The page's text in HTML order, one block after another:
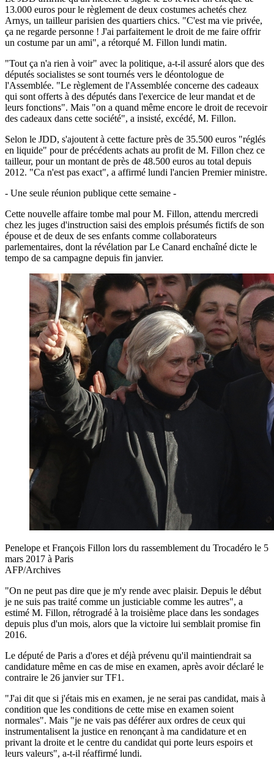
13.000 euros pour le règlement de deux costumes achetés chez
Arnys, un tailleur parisien des quartiers chics. "C'est ma vie privée,
ça ne regarde personne ! J'ai parfaitement le droit de me faire offrir
un costume par un ami", a rétorqué M. Fillon lundi matin.
"Tout ça n'a rien à voir" avec la politique, a-t-il assuré alors que des
députés socialistes se sont tournés vers le déontologue de
l'Assemblée. "Le règlement de l'Assemblée concerne des cadeaux
qui sont offerts à des députés dans l'exercice de leur mandat et de
leurs fonctions". Mais "on a quand même encore le droit de recevoir
des cadeaux dans cette société", a insisté, excédé, M. Fillon.
Selon le JDD, s'ajoutent à cette facture près de 35.500 euros "réglés
en liquide" pour de précédents achats au profit de M. Fillon chez ce
tailleur, pour un montant de près de 48.500 euros au total depuis
2012. "Ca n'est pas exact", a affirmé lundi l'ancien Premier ministre.
- Une seule réunion publique cette semaine -
Cette nouvelle affaire tombe mal pour M. Fillon, attendu mercredi
chez les juges d'instruction saisi des emplois présumés fictifs de son
épouse et de deux de ses enfants comme collaborateurs
parlementaires, dont la révélation par Le Canard enchaîné dicte le
tempo de sa campagne depuis fin janvier.
Penelope et François Fillon lors du rassemblement du Trocadéro le 5
mars 2017 à Paris
AFP/Archives
"On ne peut pas dire que je m'y rende avec plaisir. Depuis le début
je ne suis pas traité comme un justiciable comme les autres", a
estimé M. Fillon, rétrogradé à la troisième place dans les sondages
depuis plus d'un mois, alors que la victoire lui semblait promise fin
2016.
Le député de Paris a d'ores et déjà prévenu qu'il maintiendrait sa
candidature même en cas de mise en examen, après avoir déclaré le
contraire le 26 janvier sur TF1.
"J'ai dit que si j'étais mis en examen, je ne serai pas candidat, mais à
condition que les conditions de cette mise en examen soient
normales". Mais "je ne vais pas déférer aux ordres de ceux qui
instrumentalisent la justice en renonçant à ma candidature et en
privant la droite et le centre du candidat qui porte leurs espoirs et
leurs valeurs", a-t-il réaffirmé lundi.